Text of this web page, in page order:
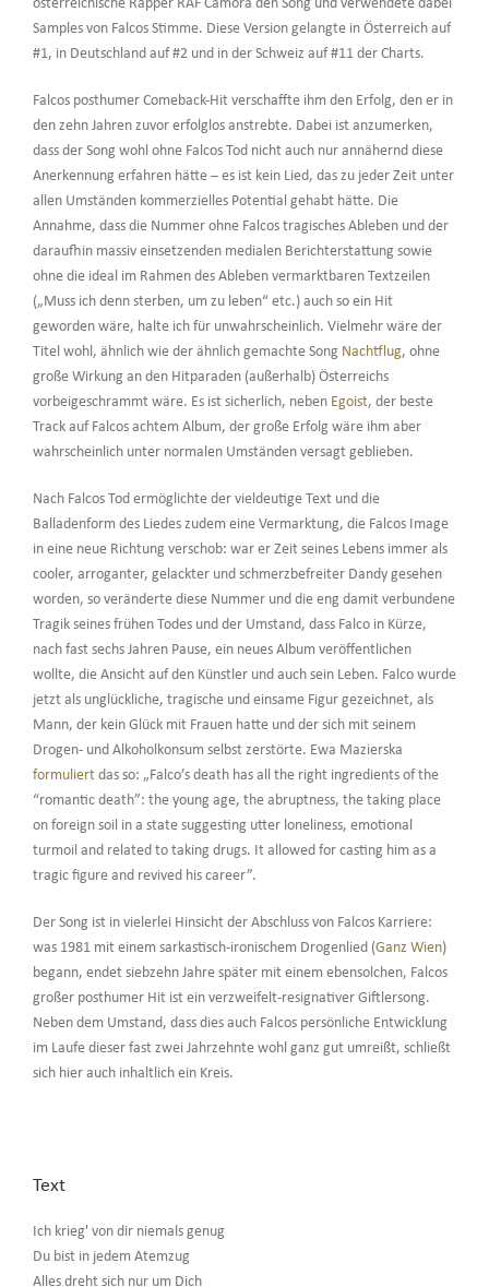
österreichische Rapper RAF Camora den Song und verwendete dabei
Samples von Falcos Stimme. Diese Version gelangte in Österreich auf
#1, in Deutschland auf #2 und in der Schweiz auf #11 der Charts.
Falcos posthumer Comeback-Hit verschaffte ihm den Erfolg, den er in
den zehn Jahren zuvor erfolglos anstrebte. Dabei ist anzumerken,
dass der Song wohl ohne Falcos Tod nicht auch nur annähernd diese
Anerkennung erfahren hätte – es ist kein Lied, das zu jeder Zeit unter
allen Umständen kommerzielles Potential gehabt hätte. Die
Annahme, dass die Nummer ohne Falcos tragisches Ableben und der
daraufhin massiv einsetzenden medialen Berichterstattung sowie
ohne die ideal im Rahmen des Ableben vermarktbaren Textzeilen
(„Muss ich denn sterben, um zu leben“ etc.) auch so ein Hit
geworden wäre, halte ich für unwahrscheinlich. Vielmehr wäre der
Titel wohl, ähnlich wie der ähnlich gemachte Song Nachtflug, ohne
große Wirkung an den Hitparaden (außerhalb) Österreichs
vorbeigeschrammt wäre. Es ist sicherlich, neben Egoist, der beste
Track auf Falcos achtem Album, der große Erfolg wäre ihm aber
wahrscheinlich unter normalen Umständen versagt geblieben.
Nach Falcos Tod ermöglichte der vieldeutige Text und die
Balladenform des Liedes zudem eine Vermarktung, die Falcos Image
in eine neue Richtung verschob: war er Zeit seines Lebens immer als
cooler, arroganter, gelackter und schmerzbefreiter Dandy gesehen
worden, so veränderte diese Nummer und die eng damit verbundene
Tragik seines frühen Todes und der Umstand, dass Falco in Kürze,
nach fast sechs Jahren Pause, ein neues Album veröffentlichen
wollte, die Ansicht auf den Künstler und auch sein Leben. Falco wurde
jetzt als unglückliche, tragische und einsame Figur gezeichnet, als
Mann, der kein Glück mit Frauen hatte und der sich mit seinem
Drogen- und Alkoholkonsum selbst zerstörte. Ewa Mazierska
formuliertdas so: „Falco’s death has all the right ingredients of the
“romantic death”: the young age, the abruptness, the taking place
on foreign soil in a state suggesting utter loneliness, emotional
turmoil and related to taking drugs. It allowed for casting him as a
tragic figure and revived his career”.
Der Song ist in vielerlei Hinsicht der Abschluss von Falcos Karriere:
was 1981 mit einem sarkastisch-ironischem Drogenlied (Ganz Wien)
begann, endet siebzehn Jahre später mit einem ebensolchen, Falcos
großer posthumer Hit ist ein verzweifelt-resignativer Giftlersong.
Neben dem Umstand, dass dies auch Falcos persönliche Entwicklung
im Laufe dieser fast zwei Jahrzehnte wohl ganz gut umreißt, schließt
sich hier auch inhaltlich ein Kreis.
Text
Ich krieg' von dir niemals genug
Du bist in jedem Atemzug
Alles dreht sich nur um Dich